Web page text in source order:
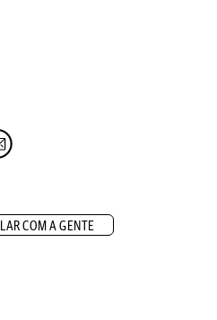
COM A GENTE